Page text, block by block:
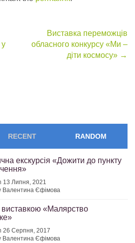
Виставка переможців
обласного конкурсу «Ми –
діти космосу» →
RECENT RANDOM
екскурсія «Дожити до пункту
13 Липня, 2021
Валентина Єфімова
виставкою «Малярство
26 Серпня, 2017
Валентина Єфімова